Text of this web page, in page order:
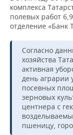
ВУЗЫ
КОМУ
ТОРГОВЫЕ
ТАТАРСТАНА
БАНКИ
БЮДЖЕТ
ИНВЕСТИЦИИ
АГРОПРОМ
НЕФТЕХИМИЯ
НЕФТЬ
ОПК
ЭНЕРГЕТИКА
НОВОСТИ
АВТО
НОВОСТИ
БИЗНЕС
НОВОСТИ
РОЗНИЧНАЯ
ТРАНСПОРТ
УСЛУГИ
ТЕХНОЛОГИИ
НОВОСТИ
МЕДИА
МЕРОПРИЯТИЯ
НОВОСТИ
ВЫЕЗДНАЯ
СПОРТ
НОВОСТИ
ОБЩЕСТВО
комплекса
полевых работ
отделение «Банк
Согласно
хозяйства
активная
день аграрии
посевных
зерновых
центнера с
пшеницу,